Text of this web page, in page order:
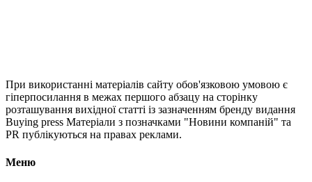
При використанні матеріалів сайту обов'язковою умовою є
гіперпосилання в межах першого абзацу на сторінку
розташування вихідної статті із зазначенням бренду видання
Buying press Матеріали з позначками "Новини компаній" та
PR публікуються на правах реклами.
Меню